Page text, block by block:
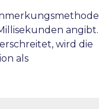
angibt.
wird die
als